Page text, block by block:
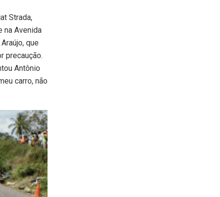
Strada,
na Avenida
que
precaução.
Antônio
carro, não